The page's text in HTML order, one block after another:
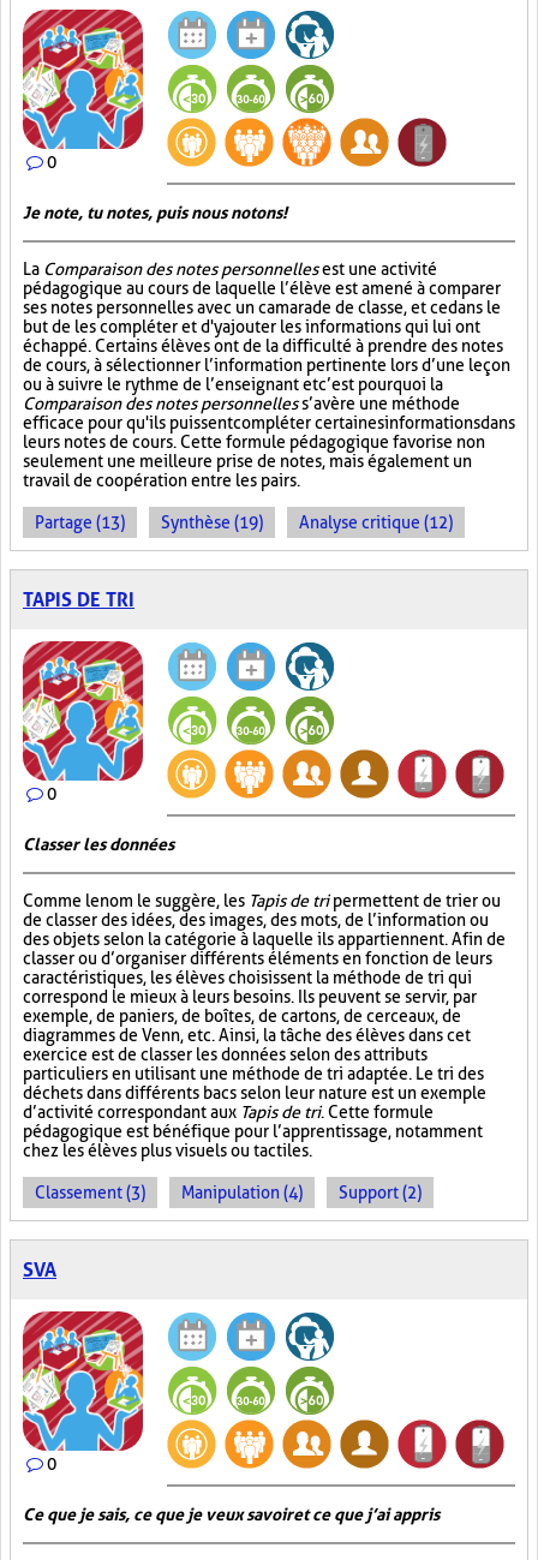
0
Je note, tu notes, puis nous notons!
La Comparaison des notes personnellesest une activité
pédagogique au cours de laquelle l’élève est amené à comparer
ses notes personnelles avec un camarade de classe, et ce dans le
but de les compléter et d'y ajouter les informations qui lui ont
échappé. Certains élèves ont de la difficulté à prendre des notes
de cours, à sélectionner l’information pertinente lors d’une leçon
ou à suivre le rythme de l’enseignant et c’est pourquoi la
Comparaison des notes personnelless’avère une méthode
efficace pour qu'ils puissent compléter certaines informations dans
leurs notes de cours. Cette formule pédagogique favorise non
seulement une meilleure prise de notes, mais également un
travail de coopération entre les pairs.
Partage (13) Synthèse (19) Analyse critique (12)
TAPIS DE TRI
0
Classer les données
Comme le nom le suggère, les Tapis de tripermettent de trier ou
de classer des idées, des images, des mots, de l’information ou
des objets selon la catégorie à laquelle ils appartiennent. Afin de
classer ou d’organiser différents éléments en fonction de leurs
caractéristiques, les élèves choisissent la méthode de tri qui
correspond le mieux à leurs besoins. Ils peuvent se servir, par
exemple, de paniers, de boîtes, de cartons, de cerceaux, de
diagrammes de Venn, etc. Ainsi, la tâche des élèves dans cet
exercice est de classer les données selon des attributs
particuliers en utilisant une méthode de tri adaptée. Le tri des
déchets dans différents bacs selon leur nature est un exemple
d’activité correspondant aux Tapis de tri. Cette formule
pédagogique est bénéfique pour l’apprentissage, notamment
chez les élèves plus visuels ou tactiles.
Classement (3) Manipulation (4) Support (2)
SVA
0
Ce que je sais, ce que je veux savoir et ce que j’ai appris